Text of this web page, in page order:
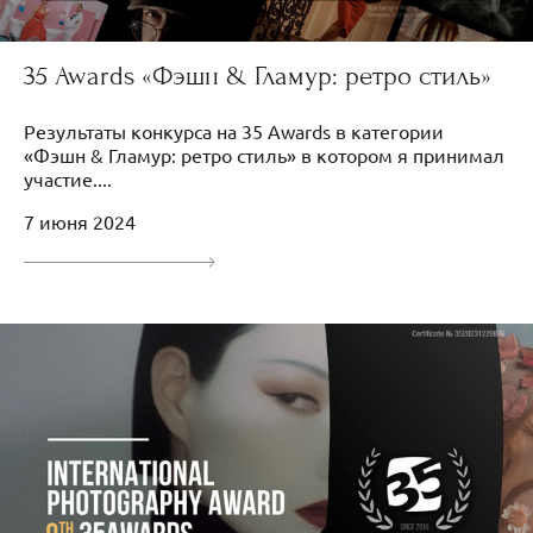
35 Awards «Фэшн & Гламур: ретро стиль»
Результаты конкурса на 35 Awards в категории
«Фэшн & Гламур: ретро стиль» в котором я принимал
участие....
7 июня 2024